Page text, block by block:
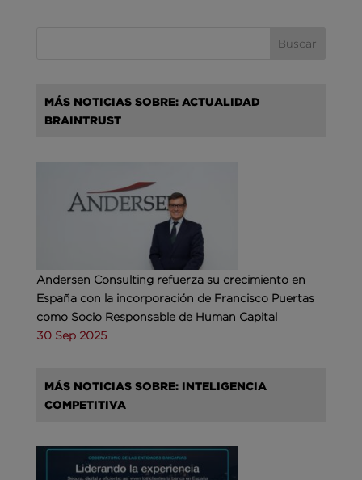
MÁS NOTICIAS SOBRE: ACTUALIDAD
BRAINTRUST
Andersen Consulting refuerza su crecimiento en
España con la incorporación de Francisco Puertas
como Socio Responsable de Human Capital
30 Sep 2025
MÁS NOTICIAS SOBRE: INTELIGENCIA
COMPETITIVA